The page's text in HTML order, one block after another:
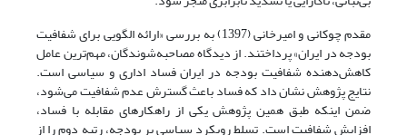
مقدم چوکانی و امیرخانی (1397) به بررسی «ارائه الگویی برای شفافیت
بودجه در ایران» پرداختند. از دیدگاه مصاحبه‌شوندگان، مهم‌ترین عامل
کاهش‌دهنده شفافیت بودجه در ایران فساد اداری و سیاسی است.
نتایج پژوهش نشان داد که فساد باعث گسترش عدم شفافیت می‌شود،
ضمن اینکه طبق همین پژوهش یکی از راهکارهای مقابله با فساد،
افزایش شفافیت است. تسلط رویکرد سیاسی بر بودجه، رتبه دوم را از